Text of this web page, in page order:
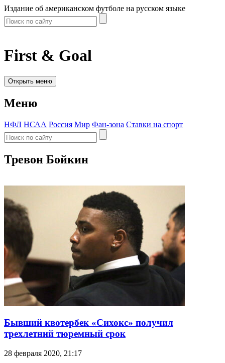
Издание об американском футболе на русском языке
First & Goal
Открыть меню
Меню
НФЛ НСАА Россия Мир Фан-зона Ставки на спорт
Тревон Бойкин
Бывший квотербек «Сихокс» получил
трехлетний тюремный срок
28 февраля 2020, 21:17